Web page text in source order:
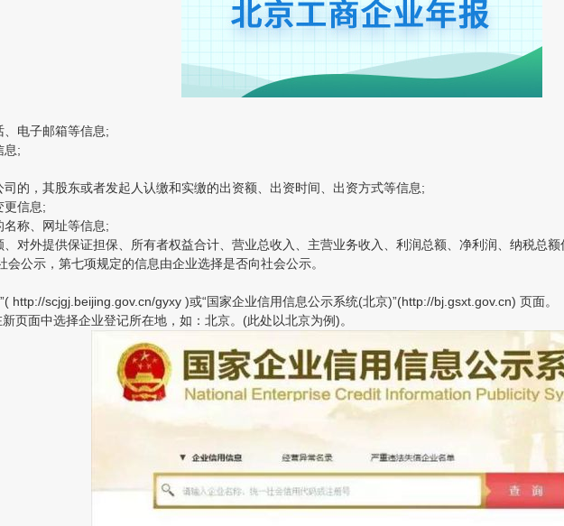
电子邮箱等信息;
息;
，其股东或者发起人认缴和实缴的出资额、出资时间、出资方式等信息;
信息;
称、网址等信息;
外提供保证担保、所有者权益合计、营业总收入、主营业务收入、利润总额、净利润、纳税总额
示，第七项规定的信息由企业选择是否向社会公示。
scjgj.beijing.gov.cn/gyxy )或“国家企业信用信息公示系统(北京)”(http://bj.gsxt.gov.cn) 页面。
面中选择企业登记所在地，如：北京。(此处以北京为例)。